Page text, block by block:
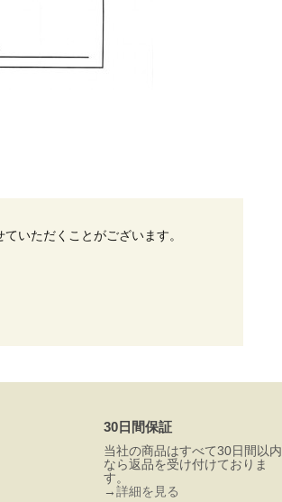
いただくことがございます。
30日間保証
当社の商品はすべて30日間以内
なら返品を受け付けておりま
す。
→詳細を見る